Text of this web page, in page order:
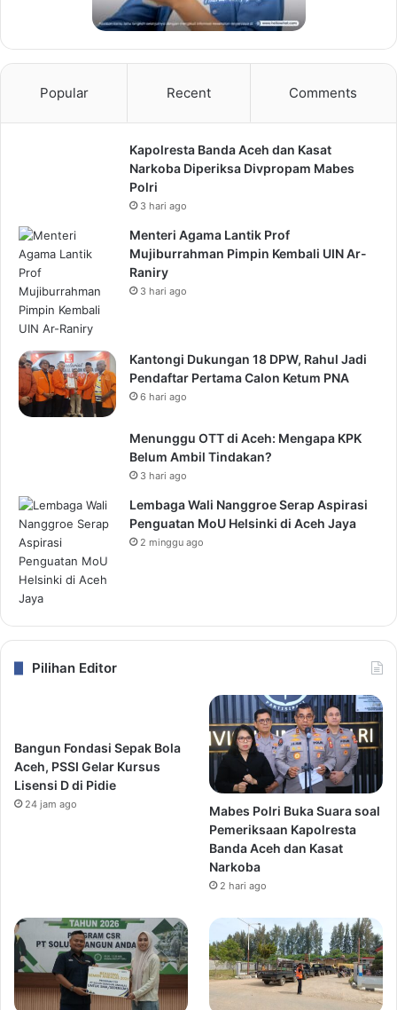
Popular Recent Comments
Kapolresta Banda Aceh dan Kasat
Narkoba Diperiksa Divpropam Mabes
Polri
3 hari ago
Menteri Agama Lantik Prof
Mujiburrahman Pimpin Kembali UIN Ar-
Raniry
3 hari ago
Kantongi Dukungan 18 DPW, Rahul Jadi
Pendaftar Pertama Calon Ketum PNA
6 hari ago
Menunggu OTT di Aceh: Mengapa KPK
Belum Ambil Tindakan?
3 hari ago
Lembaga Wali Nanggroe Serap Aspirasi
Penguatan MoU Helsinki di Aceh Jaya
2 minggu ago
Pilihan Editor
Bangun Fondasi Sepak Bola
Aceh, PSSI Gelar Kursus
Lisensi D di Pidie
24 jam ago
Mabes Polri Buka Suara soal
Pemeriksaan Kapolresta
Banda Aceh dan Kasat
Narkoba
2 hari ago